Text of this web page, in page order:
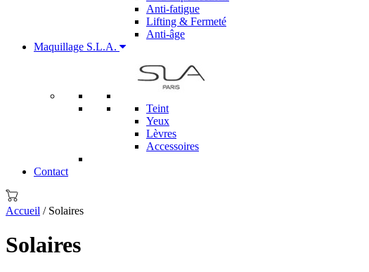
Anti-fatigue
Lifting & Fermeté
Anti-âge
Maquillage S.L.A.
Teint
Yeux
Lèvres
Accessoires
Contact
Accueil / Solaires
Solaires